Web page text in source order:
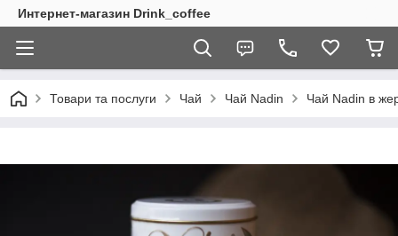
Интернет-магазин Drink_coffee
Товари та послуги Чай Чай Nadin Чай Nadin в